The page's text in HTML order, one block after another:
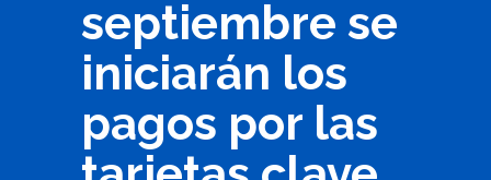
septiembre se
iniciarán los
pagos por las